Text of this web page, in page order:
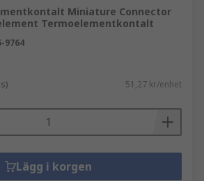
Miniature Connector
Termoelementkontalt
9764
51,27 kr/enhet
Lägg i korgen